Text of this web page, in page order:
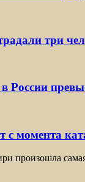
три
России
с момента